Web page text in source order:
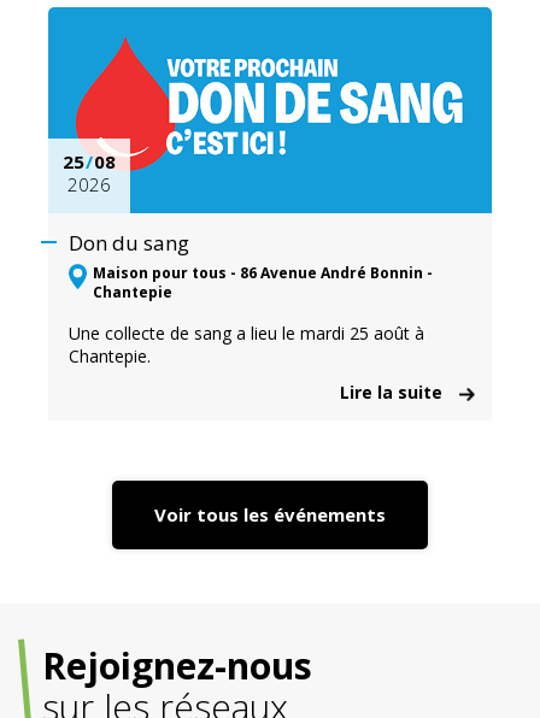
25/08
2026
Don du sang
Maison pour tous - 86 Avenue André Bonnin -
Chantepie
Une collecte de sang a lieu le mardi 25 août à
Chantepie.
Lire la suite
Voir tous les événements
Rejoignez-nous
sur les réseaux